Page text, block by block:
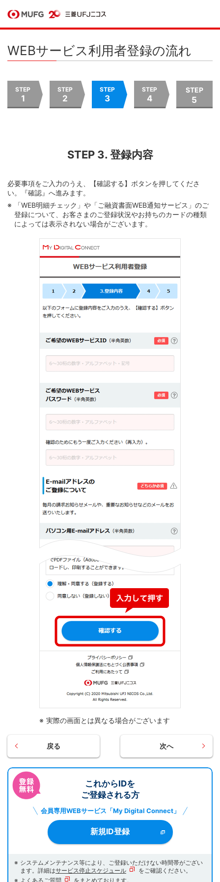
WEBサービス利用者登録の流れ
STEP
1
STEP
2
STEP
3
STEP
4
STEP
5
STEP 3. 登録内容
必要事項をご入力のうえ、【確認する】ボタンを押してくださ
い。『確認』へ進みます。
「WEB明細チェック」や「ご融資書面WEB通知サービス」のご
登録について、お客さまのご登録状況やお持ちのカードの種類
によっては表示されない場合がございます。
実際の画面とは異なる場合がございます
戻る 次へ
これからIDを
ご登録される方
会員専用WEBサービス「My Digital Connect」
新規ID登録
システムメンテナンス等により、ご登録いただけない時間帯がござい
ます。 詳細はサービス停止スケジュール
をご確認ください。
よくあるご質問
をまとめております。